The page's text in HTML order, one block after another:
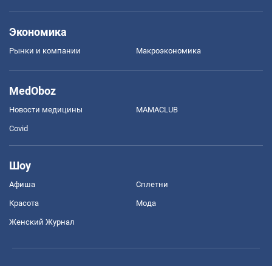
Экономика
Рынки и компании Mакроэкономика
MedOboz
Новости медицины MAMACLUB
Covid
Шоу
Афиша Сплетни
Красота Мода
Женский Журнал